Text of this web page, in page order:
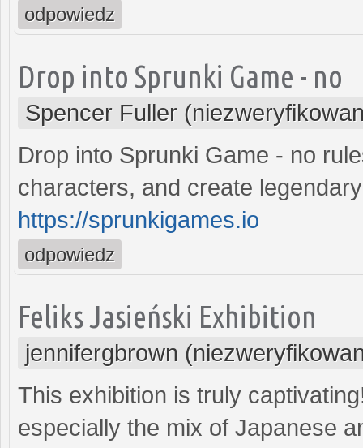
odpowiedz
Drop into Sprunki Game - no
Spencer Fuller
Drop into Sprunki Game - no
characters, and create
https://sprunkigames.io
odpowiedz
Feliks Jasieński Exhibition
jennifergbrown
This exhibition is truly
especially the mix of Japanese